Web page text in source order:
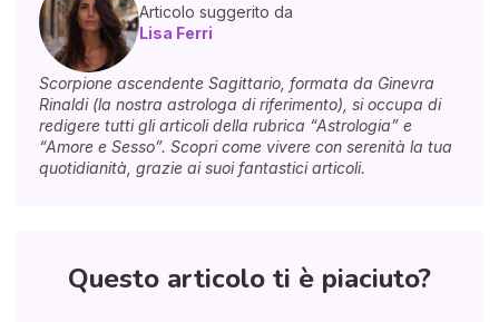
Articolo suggerito da
Lisa Ferri
Scorpione ascendente Sagittario, formata da Ginevra
Rinaldi (la nostra astrologa di riferimento), si occupa di
redigere tutti gli articoli della rubrica “Astrologia” e
“Amore e Sesso”. Scopri come vivere con serenità la tua
quotidianità, grazie ai suoi fantastici articoli.
Questo articolo ti è piaciuto?